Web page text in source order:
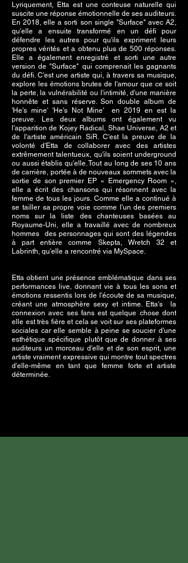
Lyriquement, Etta est une conteuse naturelle qui
suscite une réponse émotionnelle de ses auditeurs.
En 2018, elle a sorti son single "Surface" avec A2,
qu'elle a ensuite transformé en un défi pour
défendre les autres pour qu'ils expriment leurs
propres vérités et a obtenu plus de 500 réponses.
Elle a également enregistré et sorti une autre
version de "Surface" qui comprenait les gagnants
du défi. C'est une artiste qui, à travers sa musique,
explore les émotions brutes de l'amour que ce soit
la perte, la vulnérabilité ou l'intimité, d'une manière
honnête et sans réserve. Son double album de
'He's mine' 'He's Not Mine'
en 2019 en est la
preuve. Les deux albums ont également vu
l'apparition de Kojey Radical, Shae Universe, A2 et
de l'artiste américain SiR. C'est la preuve de la
volonté d'Etta de collaborer avec des artistes
extrêmement talentueux, qu'ils soient underground
ou aussi établis qu'elle. Tout au long de ses 10 ans
de carrière, portée à de nouveaux sommets avec la
sortie de son premier EP « Emergency Room »,
elle a écrit des chansons qui résonnent avec la
femme de tous les jours. Comme elle a continué à
se tailler sa propre voie comme l'un des premiers
noms sur la liste des chanteuses basées au
Royaume-Uni, elle a travaillé avec de nombreux
hommes
des personnages qui sont des légendes
à part entière comme Skepta, Wretch 32 et
Labrinth, qu'elle a rencontré via MySpace.
Etta obtient une présence emblématique dans ses
performances live, donnant vie à tous les sons et
émotions ressentis lors de l'écoute de sa musique,
créant une atmosphère sexy et intime. Etta's
la
connexion avec ses fans est quelque chose dont
elle est très fière et cela se voit sur ses plateformes
sociales car elle semble à peine se soucier d'une
esthétique spécifique plutôt que de donner à ses
auditeurs un morceau d'elle et de son esprit, une
artiste vraiment expressive qui montre tout spectres
d'elle-même en tant que femme forte et artiste
déterminée.